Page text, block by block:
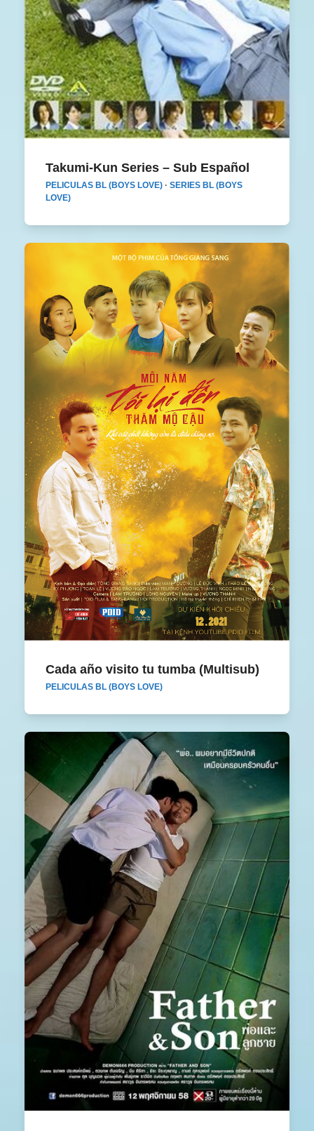
Takumi-Kun Series – Sub Español
Takumi-Kun Series – Sub Español
PELICULAS BL (BOYS LOVE)· SERIES BL (BOYS
LOVE)
Cada año visito tu tumba (Multisub)
Cada año visito tu tumba (Multisub)
PELICULAS BL (BOYS LOVE)